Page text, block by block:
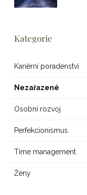
Kategorie
Kariérní poradenství
Nezařazené
Osobní rozvoj
Perfekcionismus
Time management
Ženy